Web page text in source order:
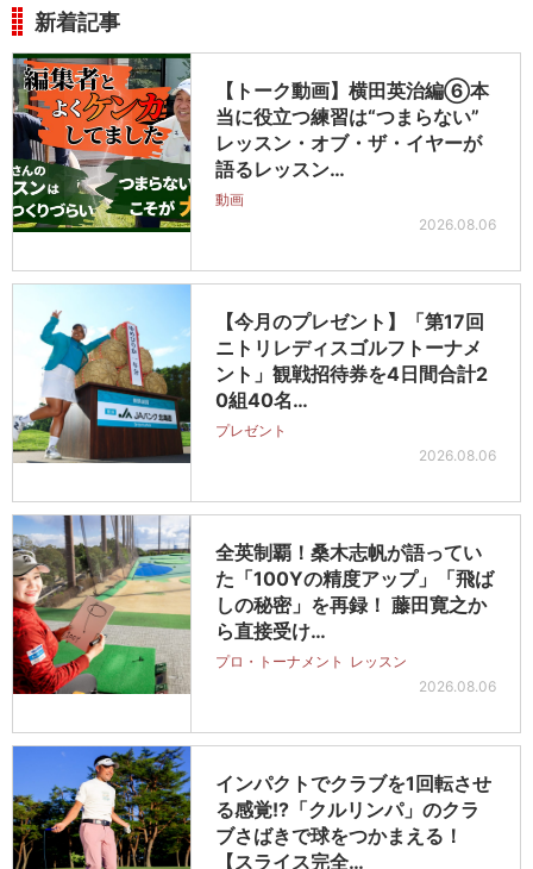
新着記事
【トーク動画】横田英治編⑥本
当に役立つ練習は“つまらない”
レッスン・オブ・ザ・イヤーが
語るレッスン…
動画
2026.08.06
【今月のプレゼント】「第17回
ニトリレディスゴルフトーナメ
ント」観戦招待券を4日間合計2
0組40名…
プレゼント
2026.08.06
全英制覇！桑木志帆が語ってい
た「100Yの精度アップ」「飛ば
しの秘密」を再録！ 藤田寛之か
ら直接受け…
プロ・トーナメント レッスン
2026.08.06
インパクトでクラブを1回転させ
る感覚!?「クルリンパ」のクラ
ブさばきで球をつかまえる！
【スライス完全…